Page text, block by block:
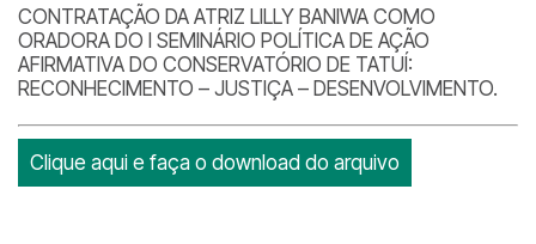
CONTRATAÇÃO DA ATRIZ LILLY BANIWA COMO
ORADORA DO I SEMINÁRIO POLÍTICA DE AÇÃO
AFIRMATIVA DO CONSERVATÓRIO DE TATUÍ:
RECONHECIMENTO – JUSTIÇA – DESENVOLVIMENTO.
Clique aqui e faça o download do arquivo